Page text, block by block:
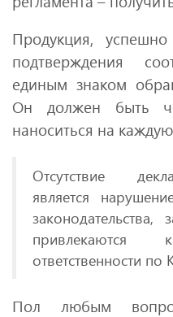
Продукция,
подтверждения
единым знаком
Он должен быть
наноситься на
Отсутствие
является
привлекаются
ответственности
Пол любым